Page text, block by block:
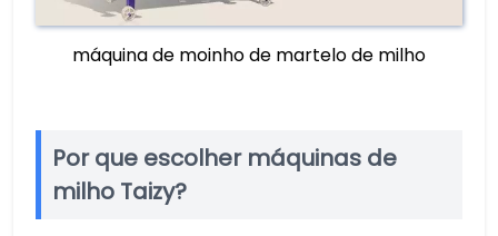
máquina de moinho de martelo de milho
Por que escolher máquinas de
milho Taizy?